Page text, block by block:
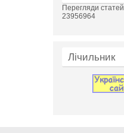
Перегляди статей
23956964
Лічильник